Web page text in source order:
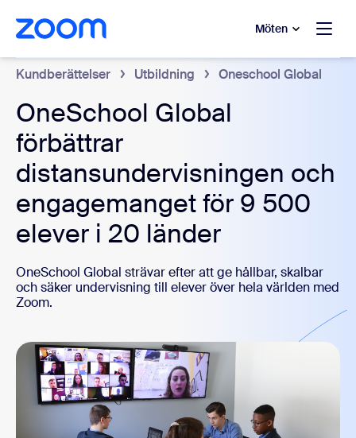
huvudinnehåll
till hjälpchatt Möten
Kundberättelser Utbildning Oneschool Global
OneSchool Global
förbättrar
distansundervisningen och
engagemanget för 9 500
elever i 20 länder
OneSchool Global strävar efter att ge hållbar, skalbar
och säker undervisning till elever över hela världen med
Zoom.